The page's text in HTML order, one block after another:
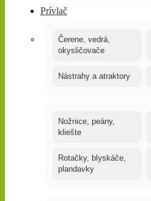
Prívlač
Čerene, vedrá,
okysličovače
Nástrahy a atraktory
Nožnice, peány,
kliešte
Rotačky, blyskáče,
plandavky